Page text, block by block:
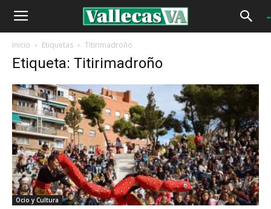
Inicio Etiquetas Titirimadroño
Etiqueta: Titirimadroño
Ocio y Cultura